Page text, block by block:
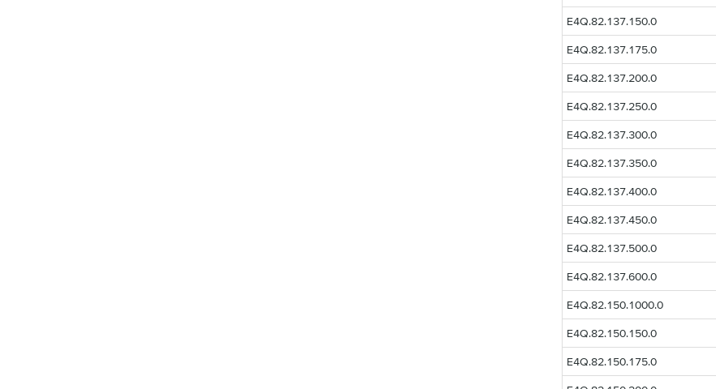
E4Q.82.137.150.0
E4Q.82.137.175.0
E4Q.82.137.200.0
E4Q.82.137.250.0
E4Q.82.137.300.0
E4Q.82.137.350.0
E4Q.82.137.400.0
E4Q.82.137.450.0
E4Q.82.137.500.0
E4Q.82.137.600.0
E4Q.82.150.1000.0
E4Q.82.150.150.0
E4Q.82.150.175.0